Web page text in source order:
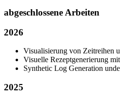
abgeschlossene Arbeiten
2026
Visualisierung von Zeitreihen
Visuelle Rezeptgenerierung
Synthetic Log Generation
2025